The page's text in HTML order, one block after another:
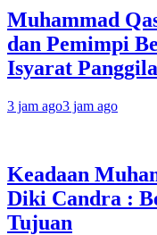
Muhammad
dan Pemimpi
Isyarat
3 jam ago3 jam ago
Keadaan
Diki Candra :
Tujuan